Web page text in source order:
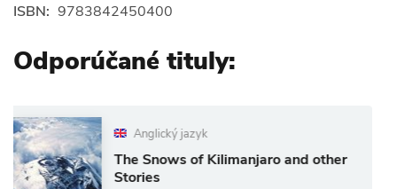
ISBN: 9783842450400
Odporúčané tituly:
Anglický jazyk
The Snows of Kilimanjaro and other
Stories